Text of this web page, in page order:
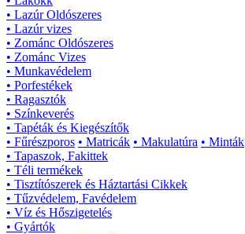
• Lazúr Oldószeres
• Lazúr vizes
• Zománc Oldószeres
• Zománc Vizes
• Munkavédelem
• Porfestékek
• Ragasztók
• Színkeverés
• Tapéták és Kiegészítők
• Fűrészporos • Matricák • Makulatúra • Minták
• Tapaszok, Fakittek
• Téli termékek
• Tisztítószerek és Háztartási Cikkek
• Tűzvédelem, Favédelem
• Víz és Hőszigetelés
• Gyártók